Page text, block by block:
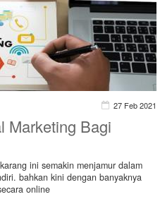
27 Feb 2021
Marketing Bagi
ini semakin menjamur dalam
bahkan kini dengan banyaknya
online